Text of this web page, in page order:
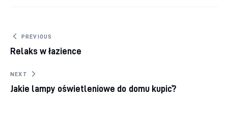
Nawigacja wpisu
PREVIOUS
Relaks w łazience
NEXT
Jakie lampy oświetleniowe do domu kupić?